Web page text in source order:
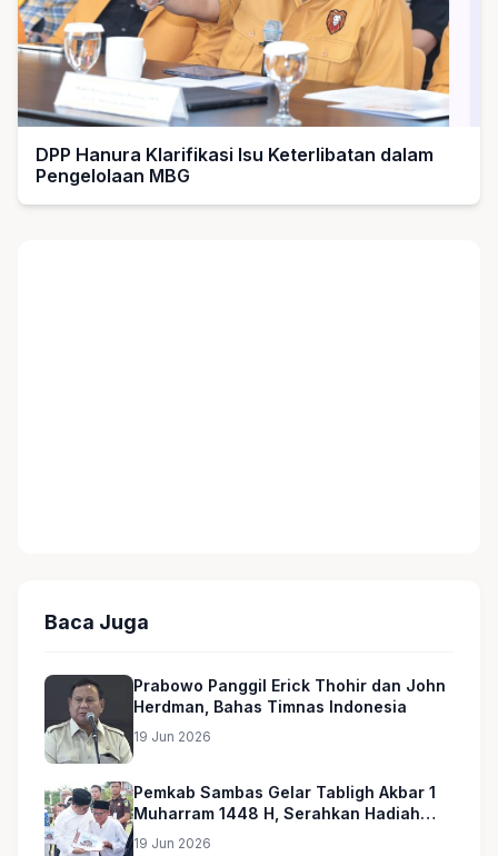
DPP Hanura Klarifikasi Isu Keterlibatan dalam
Pengelolaan MBG
Baca Juga
Prabowo Panggil Erick Thohir dan John
Herdman, Bahas Timnas Indonesia
19 Jun 2026
Pemkab Sambas Gelar Tabligh Akbar 1
Muharram 1448 H, Serahkan Hadiah
Umroh untuk Guru Ngaji dan Imam
19 Jun 2026